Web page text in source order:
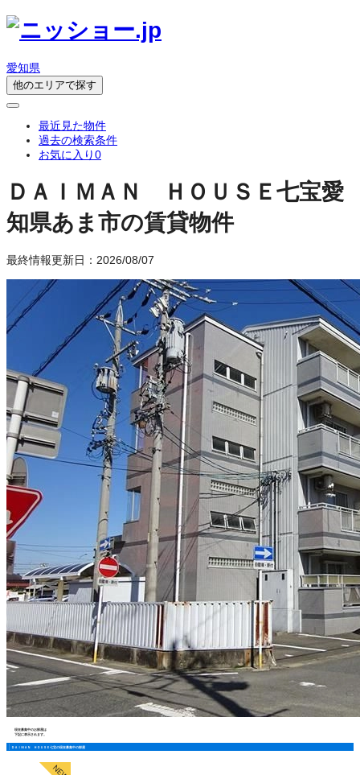
愛知県
他のエリアで探す
最近見た物件
過去の検索条件
お気に入り0
ＤＡＩＭＡＮ ＨＯＵＳＥ七宝愛
知県あま市の賃貸物件
最終情報更新日：2026/08/07
現在募集中のお部屋は
下記に表示されます。
ＤＡＩＭＡＮ ＨＯＵＳＥ七宝の現在募集中の部屋